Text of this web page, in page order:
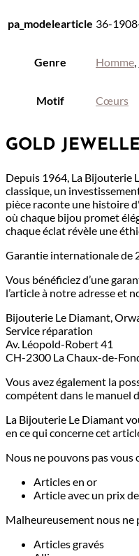
pa_modelearticle 36-
Genre Homme,
Motif Cœurs
GOLD
Depuis 1964, La Bijouterie
classique, un
pièce raconte une histoire
où chaque bijou promet
chaque éclat révèle une
Garantie internationale de
Vous bénéficiez d’une
l’article à notre adresse et
Bijouterie Le Diamant,
Service réparation
Av. Léopold-Robert 41
CH-2300 La Chaux-de-
Vous avez également la
compétent dans le manuel
La Bijouterie Le Diamant
en ce qui concerne cet
Nous ne pouvons pas vous
Articles en or
Article avec un prix de
Malheureusement nous ne
Articles gravés